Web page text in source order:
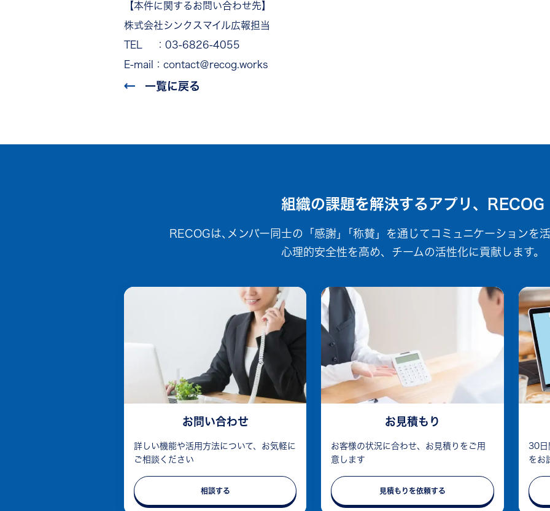
【本件に関するお問い合わせ先】
株式会社シンクスマイル広報担当
TEL ：03-6826-4055
E-mail：contact＠recog.works
一覧に戻る
組織の課題を解決するアプリ、RECOG
RECOGは､メンバー同士の「感謝」｢称賛」を通じてコミュニケーションを
心理的安全性を高め、チームの活性化に貢献します。
お問い合わせ
詳しい機能や活用方法について、お気軽に
ご相談ください
相談する
お見積もり
お客様の状況に合わせ、お見積りをご用
意します
見積もりを依頼する
30日
をお